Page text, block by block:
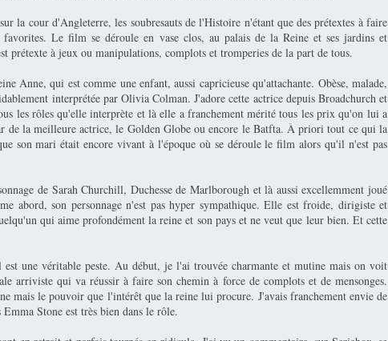
la cour d'Angleterre, les soubresauts de l'Histoire n'étant que des prétextes à faire
Le film se déroule en vase clos, au palais de la Reine et ses jardins et
prétexte à jeux ou manipulations, complots et tromperies de la part de tous.
Anne, qui est comme une enfant, aussi capricieuse qu'attachante. Obèse, malade,
interprétée par Olivia Colman. J'adore cette actrice depuis Broadchurch et
les rôles qu'elle interprète et là elle a franchement mérité tous les prix qu'on lui a
de la meilleure actrice, le Golden Globe ou encore le Batfta. À priori tout ce qui la
son mari était encore vivant à l'époque où se déroule le film alors qu'il n'est pas
de Sarah Churchill, Duchesse de Marlborough et là aussi excellemment joué
abord, son personnage n'est pas hyper sympathique. Elle est froide, dirigiste et
qui aime profondément la reine et son pays et ne veut que leur bien. Et cette
une véritable peste. Au début, je l'ai trouvée charmante et mutine mais on voit
arriviste qui va réussir à faire son chemin à force de complots et de mensonges.
mais le pouvoir que l'intérêt que la reine lui procure. J'avais franchement envie de
Stone est très bien dans le rôle.